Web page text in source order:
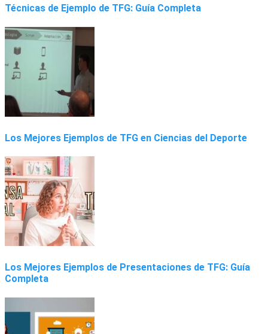
Técnicas de Ejemplo de TFG: Guía Completa
Los Mejores Ejemplos de TFG en Ciencias del Deporte
Los Mejores Ejemplos de Presentaciones de TFG: Guía
Completa